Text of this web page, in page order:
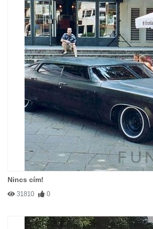
Nincs cím!
31810 0